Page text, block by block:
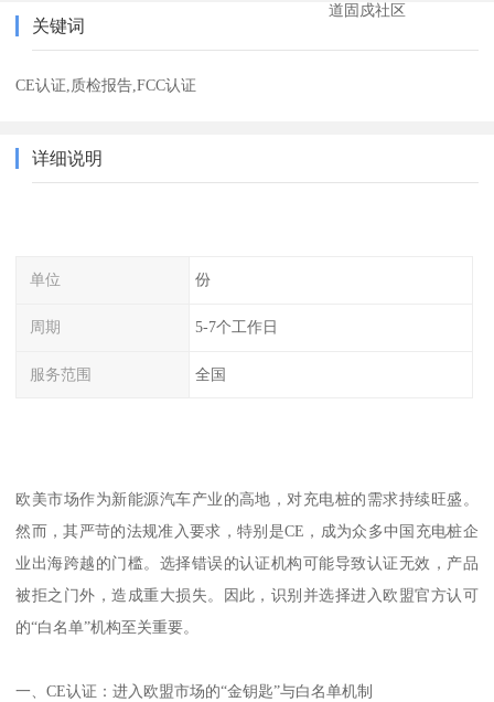
道固戍社区
关键词
CE认证,质检报告,FCC认证
详细说明
单位 份
周期 5-7个工作日
服务范围 全国
欧美市场作为新能源汽车产业的高地，对充电桩的需求持续旺盛。
然而，其严苛的法规准入要求，特别是CE，成为众多中国充电桩企
业出海跨越的门槛。选择错误的认证机构可能导致认证无效，产品
被拒之门外，造成重大损失。因此，识别并选择进入欧盟官方认可
的“白名单”机构至关重要。
一、CE认证：进入欧盟市场的“金钥匙”与白名单机制